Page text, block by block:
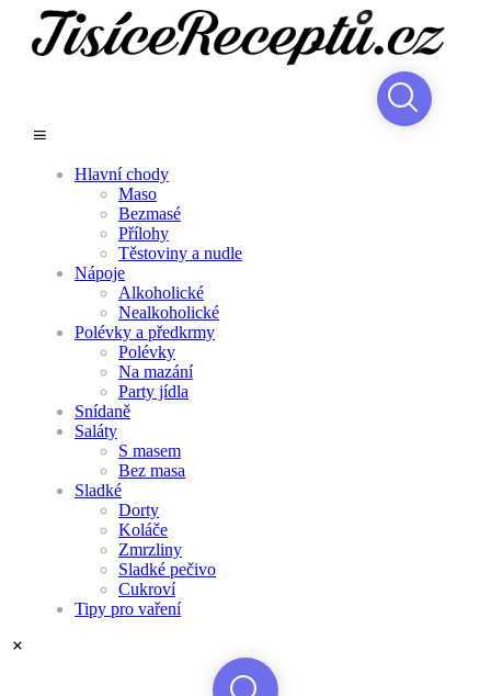
Hlavní chody
Maso
Bezmasé
Přílohy
Těstoviny a nudle
Nápoje
Alkoholické
Nealkoholické
Polévky a předkrmy
Polévky
Na mazání
Party jídla
Snídaně
Saláty
S masem
Bez masa
Sladké
Dorty
Koláče
Zmrzliny
Sladké pečivo
Cukroví
Tipy pro vaření